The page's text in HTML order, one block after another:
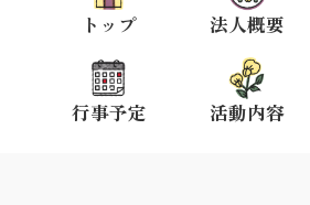
トップ 法人概要
行事予定 活動内容